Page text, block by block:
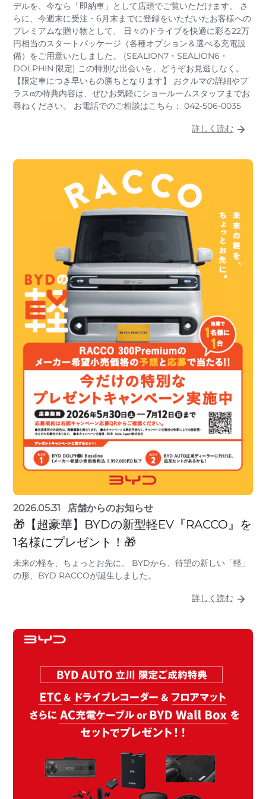
デルを、今なら「即納車」として店頭でご覧いただけます。 さ
らに、今週末に受注・6月末までに登録をいただいたお客様への
プレミアムな贈り物として、 日々のドライブを快適に彩る22万
円相当のスタートパッケージ（各種オプション＆選べる充電設
備）をご用意いたしました。 (SEALION7・SEALION6・
DOLPHIN 限定) この特別な出会いを、どうぞお見逃しなく。
【限定車につき早いもの勝ちとなります】 おクルマの詳細やプ
ラスαの特典内容は、ぜひお気軽にショールームスタッフまでお
尋ねください。 お電話でのご相談はこちら： 042-506-0035
詳しく読む
2026.05.31 店舗からのお知らせ
🎁【超豪華】BYDの新型軽EV『RACCO』を
1名様にプレゼント！🎁
未来の軽を、ちょっとお先に。 BYDから、待望の新しい「軽」
の形、BYD RACCOが誕生しました。
詳しく読む